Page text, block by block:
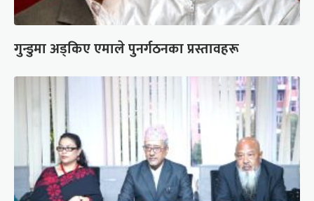
गुन्डुमा अड्किए एमाले पुनर्गठनका प्रस्तावहरू